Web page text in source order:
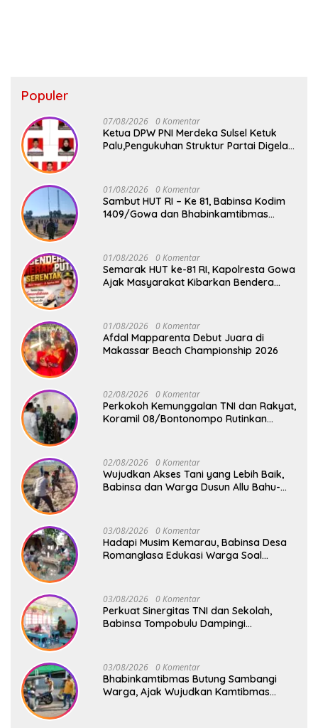
Populer
07/08/2026 0 Komentar
Ketua DPW PNI Merdeka Sulsel Ketuk
Palu,Pengukuhan Struktur Partai Digelar
01/08/2026 0 Komentar
Sambut HUT RI – Ke 81, Babinsa Kodim
1409/Gowa dan Bhabinkamtibmas
01/08/2026 0 Komentar
Semarak HUT ke-81 RI, Kapolresta Gowa
Ajak Masyarakat Kibarkan Bendera
01/08/2026 0 Komentar
Afdal Mapparenta Debut Juara di
Makassar Beach Championship 2026
02/08/2026 0 Komentar
Perkokoh Kemunggalan TNI dan Rakyat,
Koramil 08/Bontonompo Rutinkan
02/08/2026 0 Komentar
Wujudkan Akses Tani yang Lebih Baik,
Babinsa dan Warga Dusun Allu Bahu-
03/08/2026 0 Komentar
Hadapi Musim Kemarau, Babinsa Desa
Romanglasa Edukasi Warga Soal
03/08/2026 0 Komentar
Perkuat Sinergitas TNI dan Sekolah,
Babinsa Tompobulu Dampingi
03/08/2026 0 Komentar
Bhabinkamtibmas Butung Sambangi
Warga, Ajak Wujudkan Kamtibmas